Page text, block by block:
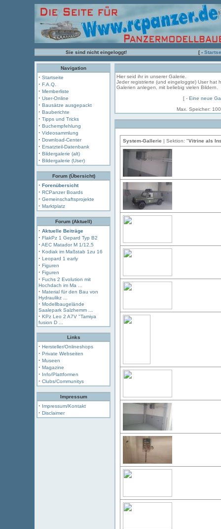
Sie sind nicht eingeloggt! [ -
Navigation
· Startseite
· F.A.Q.
· Memberliste
· User-Online
· Bausätze ausgepackt
· Bauberichte
· Tipps und Tricks
· Buchempfehlung
· Videosammlung
· Download-Center
· Ersatzteil-Datenbank
· Bildergalerie (alt)
· Bildergalerie (User)
Forum (Übersicht)
· Forenübersicht
· RCPanzer Boards
· Gemeinschaftsprojekte
· Marktplatz
Forum (Aktuell)
· Aktuelle Beiträge
· FlakPz 1 Gepard Typ B2
· AEC Matador M 1/12,5
· Kodiak im Maßstab 1zu 16
· Leopard 1 early
· Figuren
· Figuren
· Fuchs 2 Evolution mit
Hochdach im Ma ...
· Material für den Bau von
Hydraulikz ...
· Modellbaugelände
Saalepark Salzhemm ...
· KPz Leo 2 A7V "Tamiya
fusion D ...
Links
· Hersteller/Onlineshops
· Private Webseiten
· Museen
· Magazine
· Info/Plattformen
· Clubs/Communitys
Impressum
· Impressum/Kontakt
· Disclaimer
Hier seid ihr in unserer Galerie.
Jeder registrierte (und eingeloggte) User hat
Galerien anlegen, mit beliebig vielen Bildern.
[ - Eine neue
Max. Speicher:
System-Gallerie | Sektion: "Vitrine als